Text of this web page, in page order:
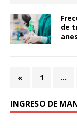
de
« 1 …
INGRESO DE